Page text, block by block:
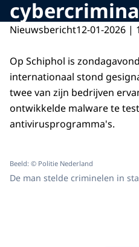
Nieuwsbericht12-01-2026 |
Op Schiphol is
internationaal stond
twee van zijn bedrijven
ontwikkelde malware te
antivirusprogramma's.
Beeld: © Politie Nederland
De man stelde criminelen in